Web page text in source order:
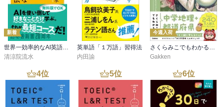
新着
世界一効率的なAI英語学習法
清涼院流水
英単語「１万語」習得法
内田諭
今週入荷
さくらみこでもわかる中学地理＋都道府県
Gakken
4位 5位 6位